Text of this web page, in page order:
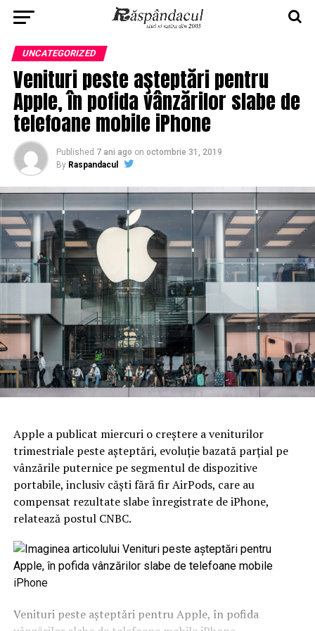
UNCATEGORIZED
Venituri peste aşteptări pentru
Apple, în pofida vânzărilor slabe de
telefoane mobile iPhone
Published 7 ani ago on octombrie 31, 2019
By Raspandacul
Apple a publicat miercuri o creştere a veniturilor
trimestriale peste aşteptări, evoluţie bazată parţial pe
vânzările puternice pe segmentul de dispozitive
portabile, inclusiv căşti fără fir AirPods, care au
compensat rezultate slabe înregistrate de iPhone,
relatează postul CNBC.
Venituri peste aşteptări pentru Apple, în pofida